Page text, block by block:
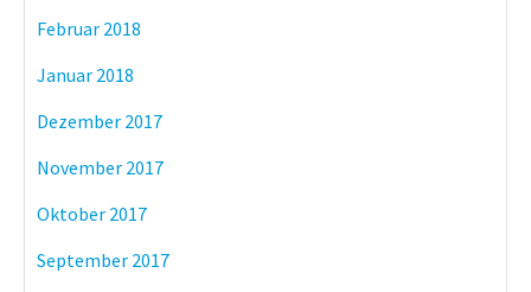
Februar 2018
Januar 2018
Dezember 2017
November 2017
Oktober 2017
September 2017